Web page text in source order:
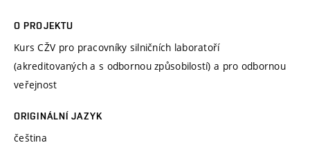
O PROJEKTU
Kurs CŽV pro pracovníky silničních laboratoří
(akreditovaných a s odbornou způsobilostí) a pro odbornou
veřejnost
ORIGINÁLNÍ JAZYK
čeština